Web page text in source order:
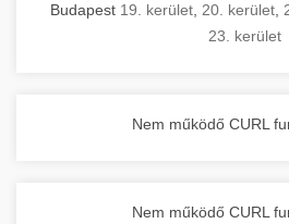
garancia, gyors szerviz és
támogatás biztosítja az
Nagykonyhai
Budapest 19. kerület 20. kerület
23. kerület
Nem működő CURL
Nem működő CURL